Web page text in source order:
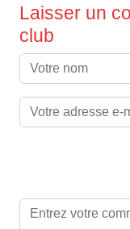
Laisser un
club